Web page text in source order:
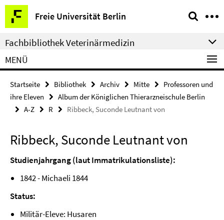
Springe
direkt
zu
Inhalt
Freie Universität Berlin
Service-
Navigation
Fachbibliothek Veterinärmedizin
MENÜ
Startseite Bibliothek Archiv Mitte
Professoren und
ihre Eleven
Album der Königlichen Thierarzneischule Berlin
A-Z
R Ribbeck, Suconde Leutnant von
Ribbeck, Suconde Leutnant von
Studienjahrgang (laut Immatrikulationsliste):
1842 - Michaeli 1844
Status:
Militär-Eleve: Husaren